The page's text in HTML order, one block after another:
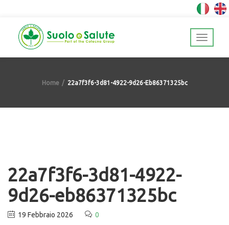
Home 22a7f3f6-3d81-4922-9d26-Eb86371325bc
22a7f3f6-3d81-4922-
9d26-eb86371325bc
19 Febbraio 2026 0